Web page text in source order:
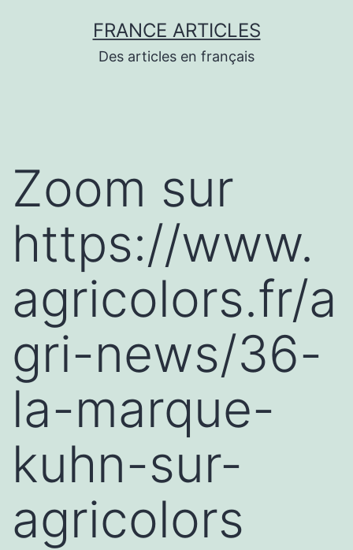
FRANCE ARTICLES
Des articles en français
Zoom sur
https://www.
agricolors.fr/a
gri-news/36-
la-marque-
kuhn-sur-
agricolors